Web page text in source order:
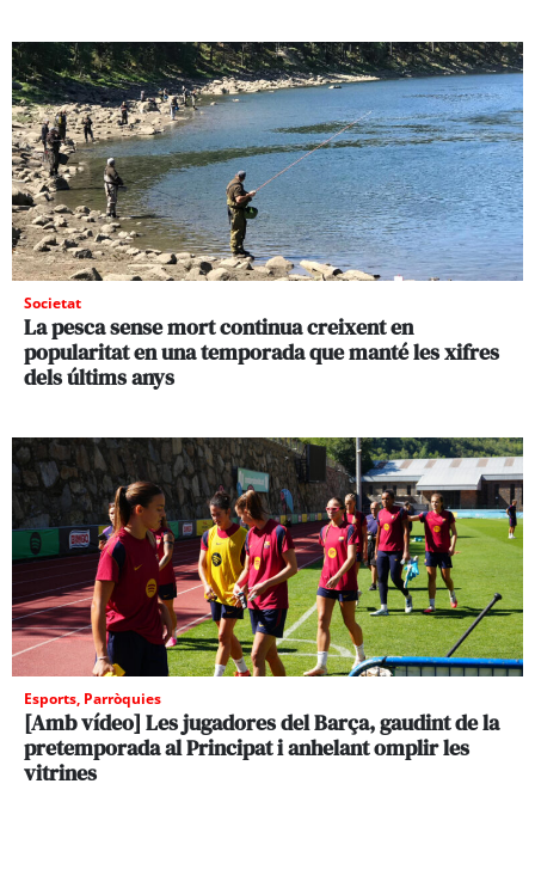
Societat
La pesca sense mort continua creixent en
popularitat en una temporada que manté les xifres
dels últims anys
Esports, Parròquies
[Amb vídeo] Les jugadores del Barça, gaudint de la
pretemporada al Principat i anhelant omplir les
vitrines